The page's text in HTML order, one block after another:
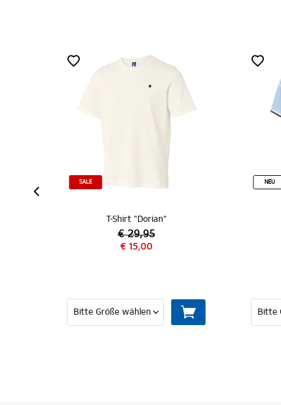
T-Shirt "Dorian"
€ 29,95
T-